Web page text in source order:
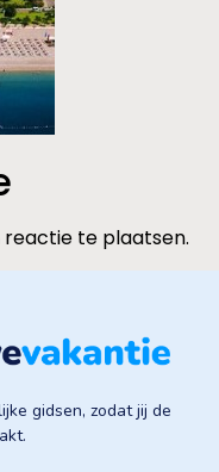
reactie te plaatsen.
gidsen, zodat jij de